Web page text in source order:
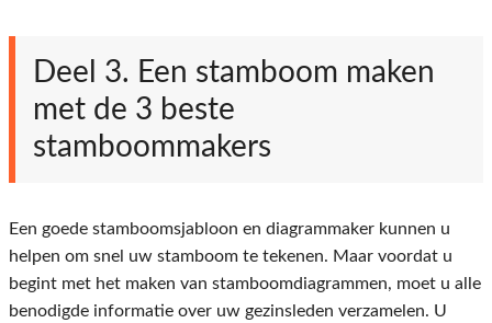
Deel 3. Een stamboom maken
met de 3 beste
stamboommakers
Een goede stamboomsjabloon en diagrammaker kunnen u
helpen om snel uw stamboom te tekenen. Maar voordat u
begint met het maken van stamboomdiagrammen, moet u alle
benodigde informatie over uw gezinsleden verzamelen. U